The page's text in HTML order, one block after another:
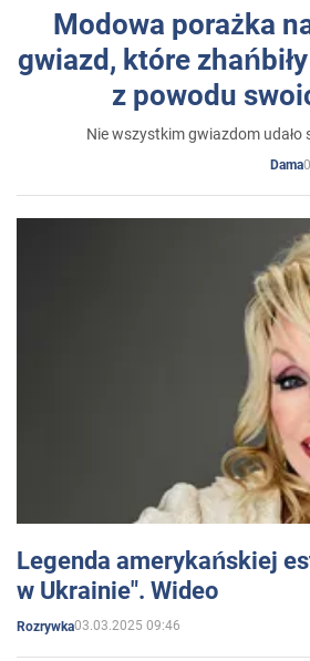
Modowa porażka
gwiazd, które
z powodu
Nie wszystkim gwiazdom
Dama
Legenda amerykańskiej
w Ukrainie". Wideo
Rozrywka03.03.2025 09:46